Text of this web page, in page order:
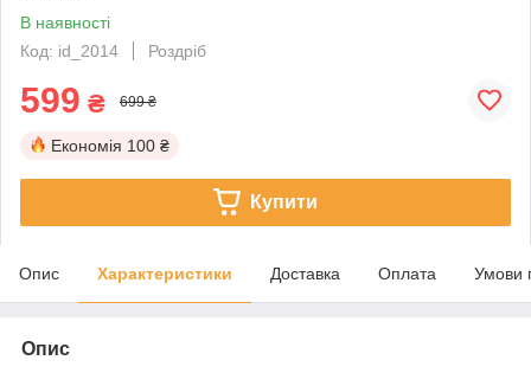
В наявності
Код: id_2014
Роздріб
599 ₴ 699 ₴
Економія 100 ₴
Купити
Опис Характеристики Доставка Оплата Умови
Опис